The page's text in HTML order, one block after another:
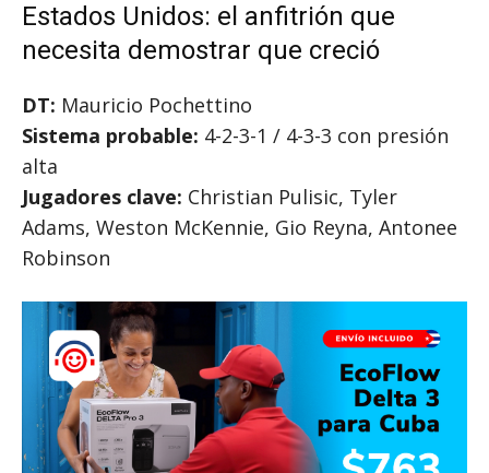
Estados Unidos: el anfitrión que
necesita demostrar que creció
DT: Mauricio Pochettino
Sistema probable: 4-2-3-1 / 4-3-3 con presión
alta
Jugadores clave: Christian Pulisic, Tyler
Adams, Weston McKennie, Gio Reyna, Antonee
Robinson